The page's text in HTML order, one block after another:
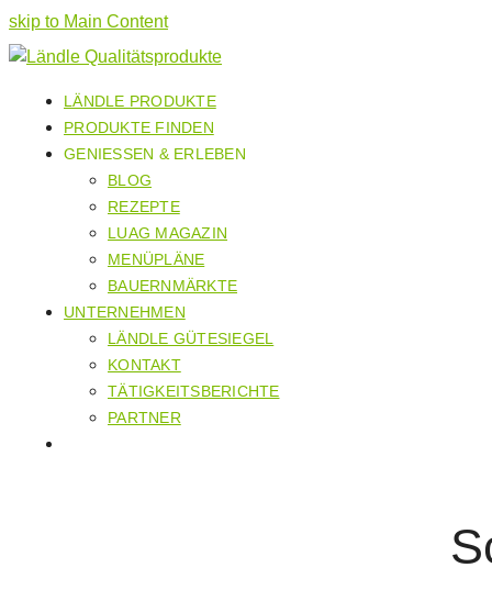
skip to Main Content
LÄNDLE PRODUKTE
PRODUKTE FINDEN
GENIESSEN & ERLEBEN
BLOG
REZEPTE
LUAG MAGAZIN
MENÜPLÄNE
BAUERNMÄRKTE
UNTERNEHMEN
LÄNDLE GÜTESIEGEL
KONTAKT
TÄTIGKEITSBERICHTE
PARTNER